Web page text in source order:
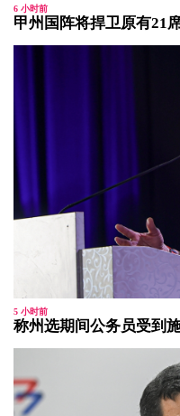
6 小时前
甲州国阵将捍卫原有21
5 小时前
称州选期间公务员受到